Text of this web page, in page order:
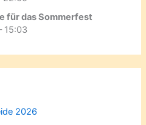
für das Sommerfest
15:03
2026